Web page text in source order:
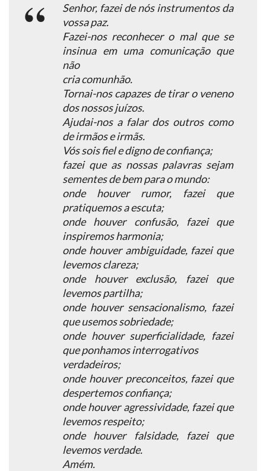
Senhor, fazei de nós instrumentos da
vossa paz.
Fazei-nos reconhecer o mal que se
insinua em uma comunicação que
não
cria comunhão.
Tornai-nos capazes de tirar o veneno
dos nossos juízos.
Ajudai-nos a falar dos outros como
de irmãos e irmãs.
Vós sois fiel e digno de confiança;
fazei que as nossas palavras sejam
sementes de bem para o mundo:
onde houver rumor, fazei que
pratiquemos a escuta;
onde houver confusão, fazei que
inspiremos harmonia;
onde houver ambiguidade, fazei que
levemos clareza;
onde houver exclusão, fazei que
levemos partilha;
onde houver sensacionalismo, fazei
que usemos sobriedade;
onde houver superficialidade, fazei
que ponhamos interrogativos
verdadeiros;
onde houver preconceitos, fazei que
despertemos confiança;
onde houver agressividade, fazei que
levemos respeito;
onde houver falsidade, fazei que
levemos verdade.
Amém.